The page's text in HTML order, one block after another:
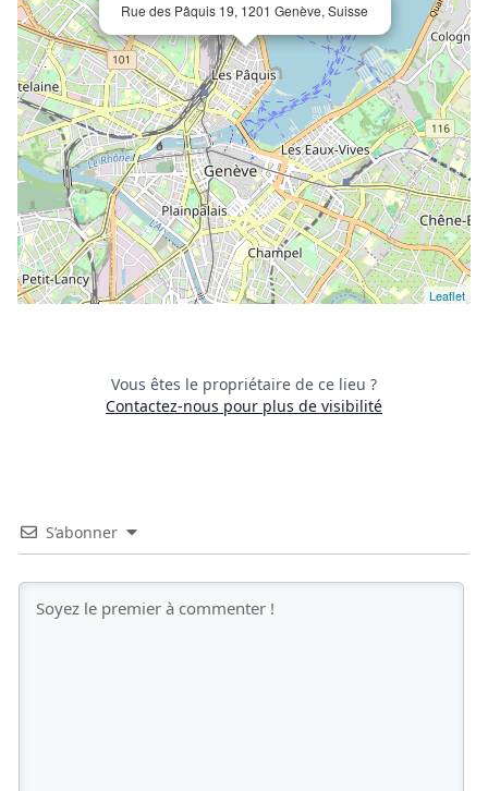
Rue des Pâquis 19, 1201 Genève, Suisse
Leaflet
Vous êtes le propriétaire de ce lieu ?
Contactez-nous pour plus de visibilité
S’abonner